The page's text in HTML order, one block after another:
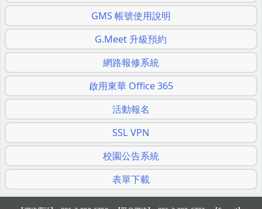
GMS 帳號使用說明
G.Meet 升級預約
網路報修系統
啟用東華 Office 365
活動報名
SSL VPN
校園公告系統
表單下載